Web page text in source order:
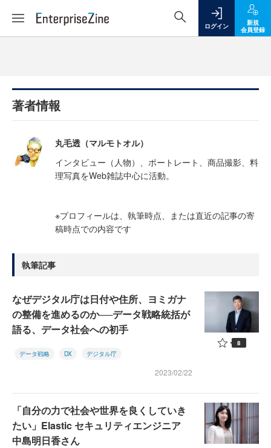
ログイン
新規
会員登録
著者情報
丸毛透（マルモトオル）
インタビュー（人物）、ポートレート、商品撮影、料
理写真をWeb雑誌中心に活動。
※プロフィールは、執筆時点、または直近の記事の寄
稿時点での内容です
執筆記事
なぜデジタル庁は日付や住所、ヨミガナ
の整備を進めるのか──データ戦略統括が
語る、データ社会への初手
データ戦略 DX デジタル庁
2023/02/22
8
「自分の力で社会や世界を良くしていき
たい」Elastic セキュリティエンジニア
中島明日香さん